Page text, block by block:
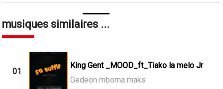
musiques similaires ...
01
King Gent _MOOD_ft_Tiako la melo Jr
Gedeon mboma maks